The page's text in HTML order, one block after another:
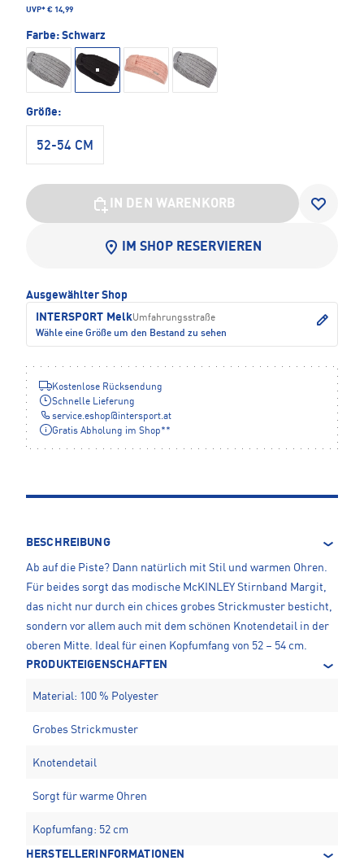
UVP* € 14,99
Farbe: Schwarz
Größe:
52-54 CM
IN DEN WARENKORB
IM SHOP RESERVIEREN
Ausgewählter Shop
INTERSPORT MelkUmfahrungsstraße
Wähle eine Größe um den Bestand zu sehen
Kostenlose Rücksendung
Schnelle Lieferung
service.eshop@intersport.at
Gratis Abholung im Shop**
BESCHREIBUNG
Ab auf die Piste? Dann natürlich mit Stil und warmen Ohren.
Für beides sorgt das modische McKINLEY Stirnband Margit,
das nicht nur durch ein chices grobes Strickmuster besticht,
sondern vor allem auch mit dem schönen Knotendetail in der
oberen Mitte. Ideal für einen Kopfumfang von 52 – 54 cm.
PRODUKTEIGENSCHAFTEN
Material: 100 % Polyester
Grobes Strickmuster
Knotendetail
Sorgt für warme Ohren
Kopfumfang: 52 cm
HERSTELLERINFORMATIONEN